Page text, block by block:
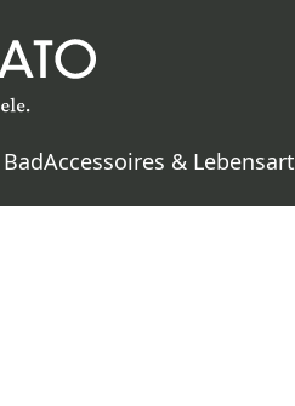
Accessoires & Lebensart